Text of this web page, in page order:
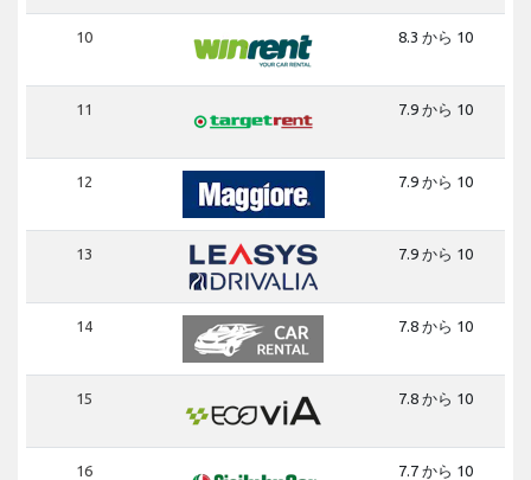
10 8.3 から 10
11 7.9 から 10
12 7.9 から 10
13 7.9 から 10
14 7.8 から 10
15 7.8 から 10
16 7.7 から 10